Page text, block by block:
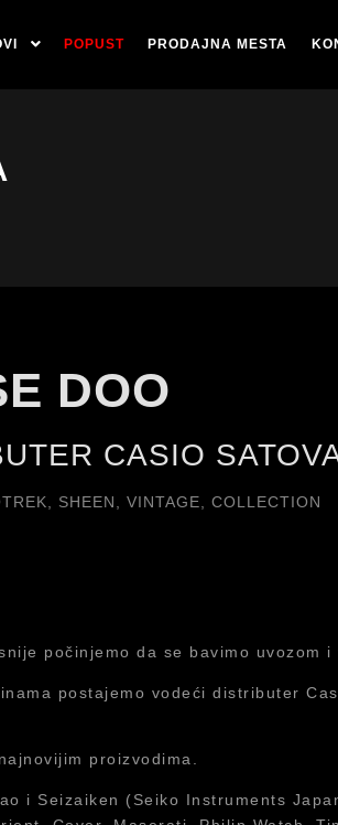
POPUST PRODAJNA MESTA
DOO
CASIO
SHEEN, VINTAGE, COLLECTION
počinjemo da se bavimo uvozom i
postajemo vodeći distributer
proizvodima.
i Seizaiken (Seiko Instruments